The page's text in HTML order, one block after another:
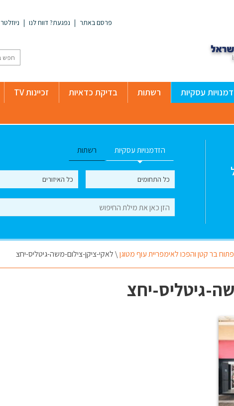
פרסם באתר נפגעת? דווח לנו ניוזלטר
עסקיות רשתות בדיקת כדאיות זכיינות TV
הזדמנויות עסקיות רשתות
בר קטן והפכו לאימפריית עוף מטוגן\לאקי-ציקן-צילום-משה-גיטליס-יחצ
גיטליס-יחצ